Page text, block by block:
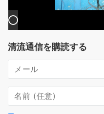
清流通信を購読する